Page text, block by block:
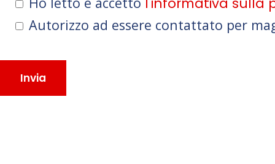
Autorizzo ad essere contattato per